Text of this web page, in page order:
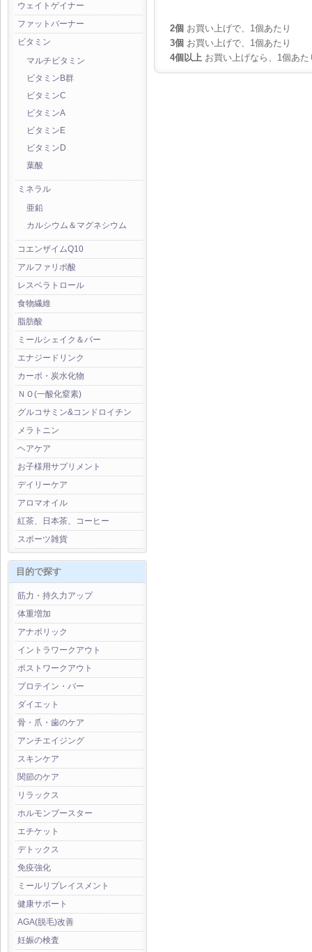
ウェイトゲイナー
ファットバーナー
ビタミン
マルチビタミン
ビタミンB群
ビタミンC
ビタミンA
ビタミンE
ビタミンD
葉酸
ミネラル
亜鉛
カルシウム＆マグネシウム
コエンザイムQ10
アルファリポ酸
レスベラトロール
食物繊維
脂肪酸
ミールシェイク＆バー
エナジードリンク
カーボ・炭水化物
ＮＯ(一酸化窒素)
グルコサミン&コンドロイチン
メラトニン
ヘアケア
お子様用サプリメント
デイリーケア
アロマオイル
紅茶、日本茶、コーヒー
スポーツ雑貨
目的で探す
筋力・持久力アップ
体重増加
アナボリック
イントラワークアウト
ポストワークアウト
プロテイン・バー
ダイエット
骨・爪・歯のケア
アンチエイジング
スキンケア
関節のケア
リラックス
ホルモンブースター
エチケット
デトックス
免疫強化
ミールリプレイスメント
健康サポート
AGA(脱毛)改善
妊娠の検査
2個 お買い上げで、1個あたり
3個 お買い上げで、1個あたり
4個以上 お買い上げなら、1個あた